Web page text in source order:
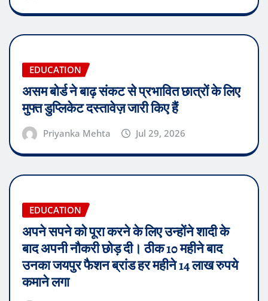
EDUCATION
असम बोर्ड ने बाढ़ संकट से प्रभावित छात्रों के लिए
मुफ्त डुप्लिकेट दस्तावेज़ जारी किए हैं
Priyanka Mehta Jul 29, 2026
EDUCATION
अपने सपने को पूरा करने के लिए उन्होंने शादी के
बाद अपनी नौकरी छोड़ दी। ठीक 10 महीने बाद
उनका जयपुर फैशन ब्रांड हर महीने 14 लाख रुपये
कमाने लगा